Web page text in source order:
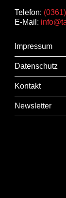
Telefon:
E-Mail:
Impressum
Datenschutz
Kontakt
Newsletter